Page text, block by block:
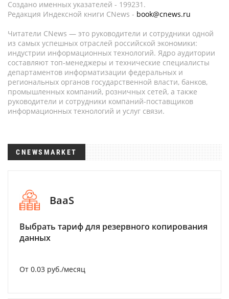
Создано именных указателей - 199231.
Редакция Индексной книги CNews - book@cnews.ru
Читатели CNews — это руководители и сотрудники одной
из самых успешных отраслей российской экономики:
индустрии информационных технологий. Ядро аудитории
составляют топ-менеджеры и технические специалисты
департаментов информатизации федеральных и
региональных органов государственной власти, банков,
промышленных компаний, розничных сетей, а также
руководители и сотрудники компаний-поставщиков
информационных технологий и услуг связи.
CNEWSMARKET
BaaS
Выбрать тариф для резервного копирования
данных
От 0.03 руб./месяц